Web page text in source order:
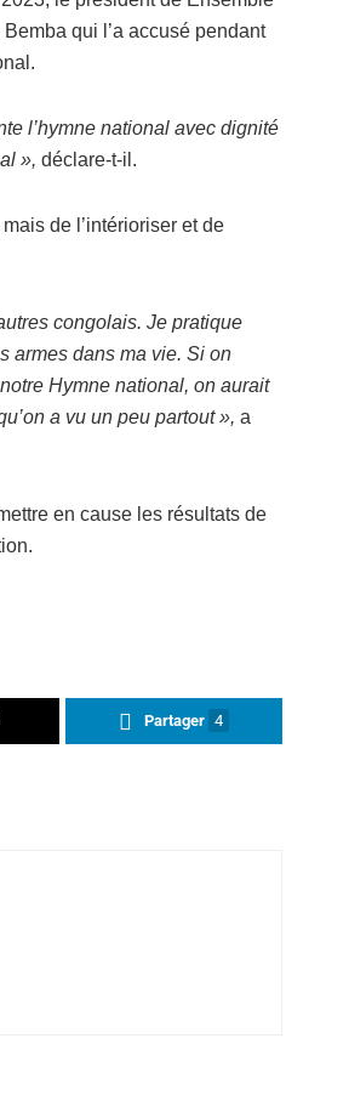
qui l’a accusé pendant
l’hymne national avec dignité
», déclare-t-il.
de l’intérioriser et de
congolais. Je pratique
armes dans ma vie. Si on
Hymne national, on aurait
a vu un peu partout », a
en cause les résultats de
Partager 4